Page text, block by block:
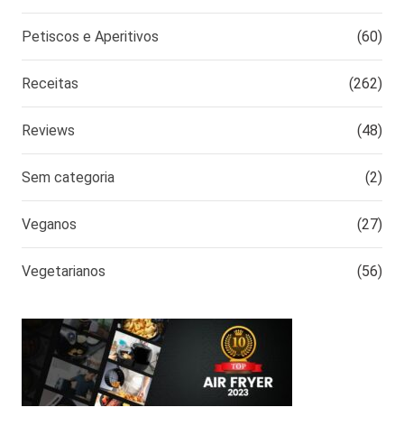
Petiscos e Aperitivos (60)
Receitas (262)
Reviews (48)
Sem categoria (2)
Veganos (27)
Vegetarianos (56)